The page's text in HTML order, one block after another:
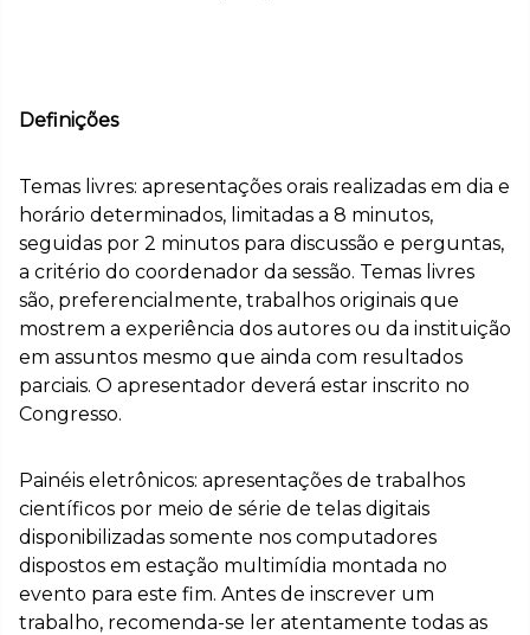
Definições
Temas livres: apresentações orais realizadas em dia e
horário determinados, limitadas a 8 minutos,
seguidas por 2 minutos para discussão e perguntas,
a critério do coordenador da sessão. Temas livres
são, preferencialmente, trabalhos originais que
mostrem a experiência dos autores ou da instituição
em assuntos mesmo que ainda com resultados
parciais. O apresentador deverá estar inscrito no
Congresso.
Painéis eletrônicos: apresentações de trabalhos
científicos por meio de série de telas digitais
disponibilizadas somente nos computadores
dispostos em estação multimídia montada no
evento para este fim. Antes de inscrever um
trabalho, recomenda-se ler atentamente todas as